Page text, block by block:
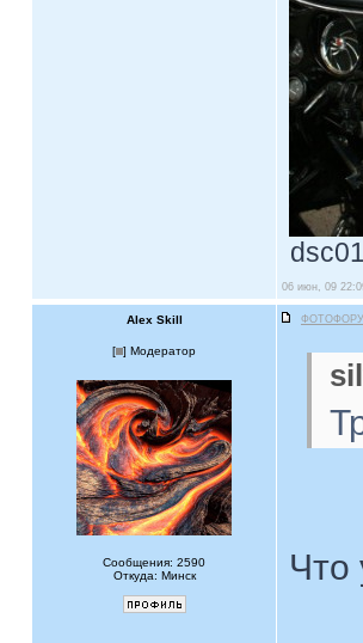
06 июн, 09
Alex Skill
[ ] Модератор
Сообщения: 2590
Откуда: Минск
Что